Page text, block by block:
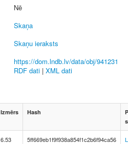
Nē
Skaņa
Skaņu ieraksts
https://dom.lndb.lv/data/obj/941231
RDF dati | XML dati
Izmērs Hash
6.53
5ff669eb1f9f938a854f1c2b6f94ca56